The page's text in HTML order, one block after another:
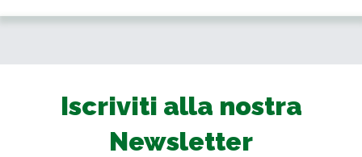
Iscriviti alla nostra
Newsletter